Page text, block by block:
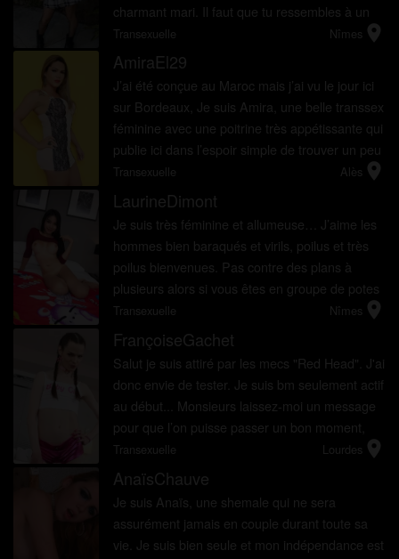
charmant mari. Il faut que tu ressembles à un
gentlemen. Nous devons être un couple assorti,
c’est...
Nîmes location_on
Transexuelle
AmiraEl29
J’ai été conçue au Maroc mais j’ai vu le jour ici
sur Bordeaux, Je suis Amira, une belle transsex
féminine avec une poitrine très appétissante qui
publie ici dans l’espoir simple de trouver un peu
de plaisir et de divertissement dans cett...Alès location_on
Transexuelle
LaurineDimont
Je suis très féminine et allumeuse… J’aime les
hommes bien baraqués et virils, poilus et très
poilus bienvenues. Pas contre des plans à
plusieurs alors si vous êtes en groupe de potes
bien bâti et biens cochons je vous attends avec
impatie...
Nîmes location_on
Transexuelle
FrançoiseGachet
Salut je suis attiré par les mecs "Red Head". J'ai
donc envie de tester. Je suis bm seulement actif
au début... Monsieurs laissez-moi un message
pour que l’on puisse passer un bon moment,
merci de m’avoir lu bisous
Lourdes location_on
Transexuelle
AnaïsChauve
Je suis Anaïs, une shemale qui ne sera
assurément jamais en couple durant toute sa
vie. Je suis bien seule et mon indépendance est